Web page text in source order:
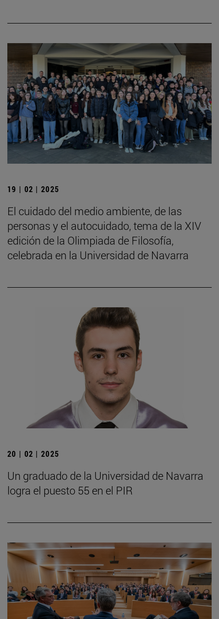
19 | 02 | 2025
El cuidado del medio ambiente, de las
personas y el autocuidado, tema de la XIV
edición de la Olimpiada de Filosofía,
celebrada en la Universidad de Navarra
20 | 02 | 2025
Un graduado de la Universidad de Navarra
logra el puesto 55 en el PIR